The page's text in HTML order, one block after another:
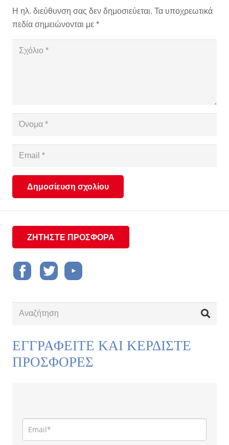
Η ηλ. διεύθυνση σας δεν δημοσιεύεται. Τα υποχρεωτικά
πεδία σημειώνονται με *
Δημοσίευση σχολίου
ΖΗΤΗΣΤΕ ΠΡΟΣΦΟΡΑ
ΕΓΓΡΑΦΕΙΤΕ ΚΑΙ ΚΕΡΔΙΣΤΕ
ΠΡΟΣΦΟΡΕΣ